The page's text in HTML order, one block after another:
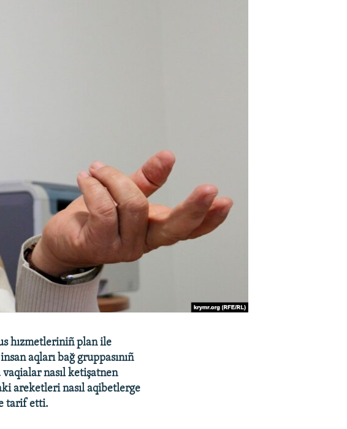
hızmetleriniñ plan ile
aqları bağ gruppasınıñ
nasıl ketişatnen
areketleri nasıl aqibetlerge
tarif etti.